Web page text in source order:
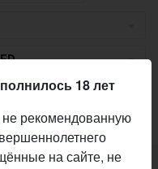
найдено
18 лет
рекомендованную
на сайте, не